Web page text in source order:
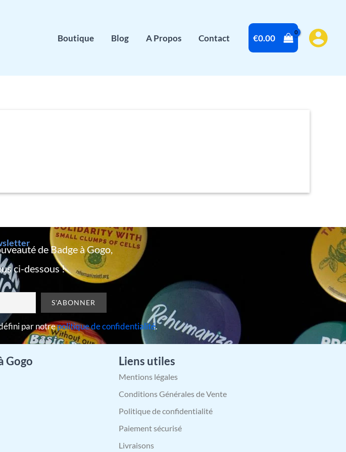
Boutique Blog A Propos Contact €0.00
de Badge à Gogo,
ci-dessous !
défini par notrepolitique de confidentialité.
Gogo Liens utiles
Mentions légales
Conditions Générales de Vente
Politique de confidentialité
Paiement sécurisé
Livraisons